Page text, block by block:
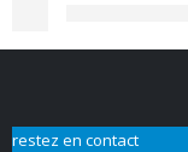
restez en contact